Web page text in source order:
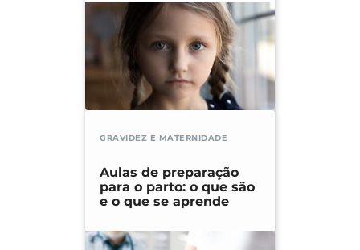
GRAVIDEZ E MATERNIDADE
Aulas de preparação
para o parto: o que são
e o que se aprende